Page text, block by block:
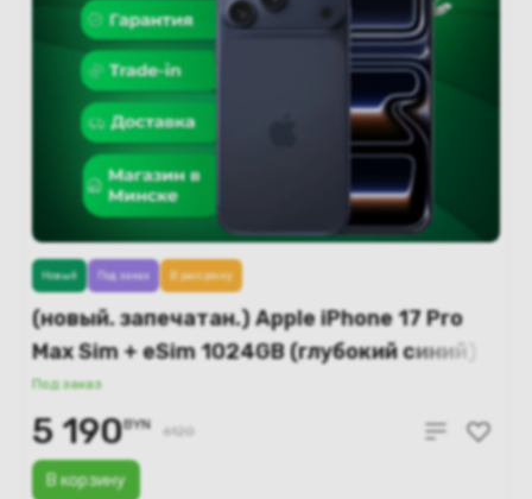
(новый. запечатан.) Apple iPhone 17 Pro
Max Sim + eSim 1024GB (глубокий синий)
A3526
Под заказ
В корзину
Новый Под заказ В рассрочку
5 190BYN 6120